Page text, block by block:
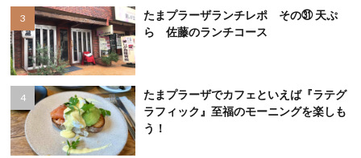
たまプラーザランチレポ その㉛ 天ぷ
ら 佐藤のランチコース
たまプラーザでカフェといえば『ラテグ
ラフィック』至福のモーニングを楽しも
う！